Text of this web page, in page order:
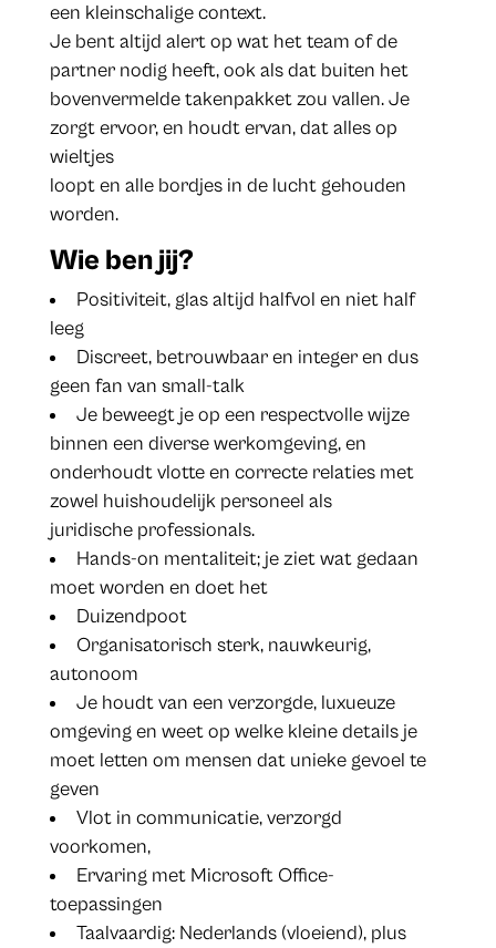
een kleinschalige context.
Je bent altijd alert op wat het team of de
partner nodig heeft, ook als dat buiten het
bovenvermelde takenpakket zou vallen. Je
zorgt ervoor, en houdt ervan, dat alles op
wieltjes
loopt en alle bordjes in de lucht gehouden
worden.
Wie ben jij?
Positiviteit, glas altijd halfvol en niet half
leeg
Discreet, betrouwbaar en integer en dus
geen fan van small-talk
Je beweegt je op een respectvolle wijze
binnen een diverse werkomgeving, en
onderhoudt vlotte en correcte relaties met
zowel huishoudelijk personeel als
juridische professionals.
Hands-on mentaliteit; je ziet wat gedaan
moet worden en doet het
Duizendpoot
Organisatorisch sterk, nauwkeurig,
autonoom
Je houdt van een verzorgde, luxueuze
omgeving en weet op welke kleine details je
moet letten om mensen dat unieke gevoel te
geven
Vlot in communicatie, verzorgd
voorkomen,
Ervaring met Microsoft Office-
toepassingen
Taalvaardig: Nederlands (vloeiend), plus